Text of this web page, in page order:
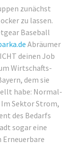
zunächst
zu lassen.
Baseball
Abräumer
deinen Job
Wirtschafts-
dem sie
habe: Normal-
Sektor Strom,
des Bedarfs
sogar eine
Erneuerbare